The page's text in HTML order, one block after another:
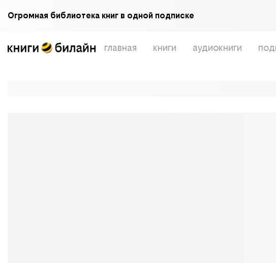
Огромная библиотека книг в одной подписке
главная книги аудиокниги